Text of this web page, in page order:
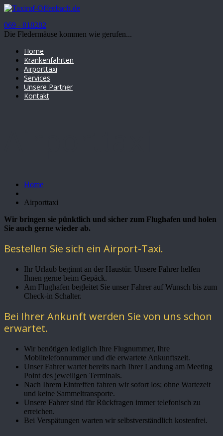
069 - 818282
Die Fledermäuse kommen wie gerufen...
Home
Krankenfahrten
Airporttaxi
Services
Unsere Partner
Kontakt
Home
Airporttaxi
Wir bringen sie pünktlich und sicher zum Flughafen und holen
Sie auch gerne wieder ab.
Bestellen Sie sich ein Airport-Taxi.
Ihr Urlaub beginnt an der Haustür. Unsere Fahrer helfen
Ihnen gerne beim Gepäck.
Am Flughafen begleitet Sie unser Fahrer auf Wunsch bis zum
Check-in Schalter.
Bei Ihrer Ankunft werden Sie von uns schon
erwartet.
Wir benötigen lediglich Ihre Flugnummer, Ihre
Mobiltelefonnummer und die erwartete Ankunftszeit.
Unser Fahrer wartet bereits nach Ihrer Landung am Meeting
Point des jeweiligen Terminals.
Nach Ihrem Eintreffen fahren wir sofort los; ohne Wartezeit
und keine Sammeltransporte.
Unsere Fahrer sind für Rückfragen immer telefonisch zu
erreichen.
Bei Verspätungen warten wir selbstverständlich kostenfrei.